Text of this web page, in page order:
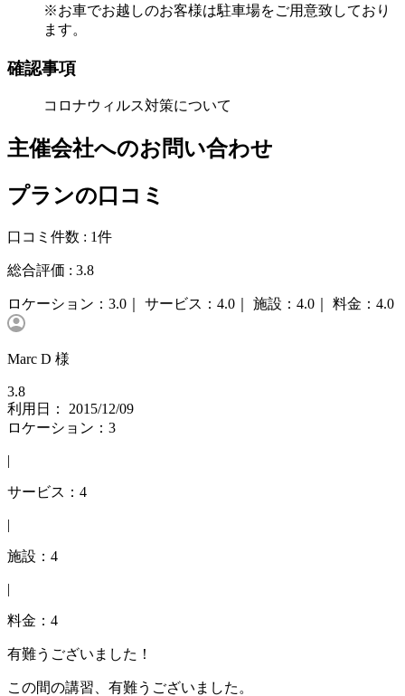
※お車でお越しのお客様は駐車場をご用意致しており
ます。
確認事項
コロナウィルス対策について
主催会社へのお問い合わせ
プランの口コミ
口コミ件数 : 1件
総合評価 : 3.8
ロケーション： 3.0｜ サービス： 4.0｜ 施設： 4.0｜ 料金： 4.0
Marc D 様
3.8
利用日： 2015/12/09
ロケーション：3
|
サービス：4
|
施設：4
|
料金：4
有難うございました！
この間の講習、有難うございました。